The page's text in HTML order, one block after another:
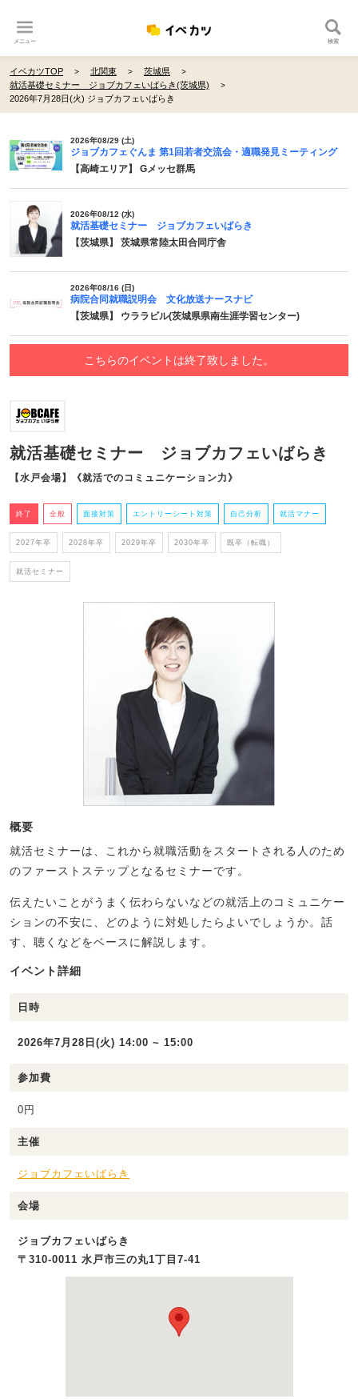
メニュー 検索
イベカツTOP 北関東
茨城県
就活基礎セミナー ジョブカフェいばらき(茨城県)
2026年7月28日(火) ジョブカフェいばらき
2026年08/29 (土)
ジョブカフェぐんま 第1回若者交流会・適職発見ミーティング
【高崎エリア】 Gメッセ群馬
2026年08/12 (水)
就活基礎セミナー ジョブカフェいばらき
【茨城県】 茨城県常陸太田合同庁舎
2026年08/16 (日)
病院合同就職説明会 文化放送ナースナビ
【茨城県】 ウララビル(茨城県県南生涯学習センター)
こちらのイベントは終了致しました。
就活基礎セミナー ジョブカフェいばらき
【水戸会場】《就活でのコミュニケーション力》
終了 全般 面接対策 エントリーシート対策 自己分析 就活マナー
2027年卒 2028年卒 2029年卒 2030年卒 既卒（転職）
就活セミナー
概要
就活セミナーは、これから就職活動をスタートされる人のため
のファーストステップとなるセミナーです。
伝えたいことがうまく伝わらないなどの就活上のコミュニケー
ションの不安に、どのように対処したらよいでしょうか。話
す、聴くなどをベースに解説します。
イベント詳細
日時
2026年7月28日(火) 14:00 ~ 15:00
参加費
0円
主催
ジョブカフェいばらき
会場
ジョブカフェいばらき
〒310-0011 水戸市三の丸1丁目7-41